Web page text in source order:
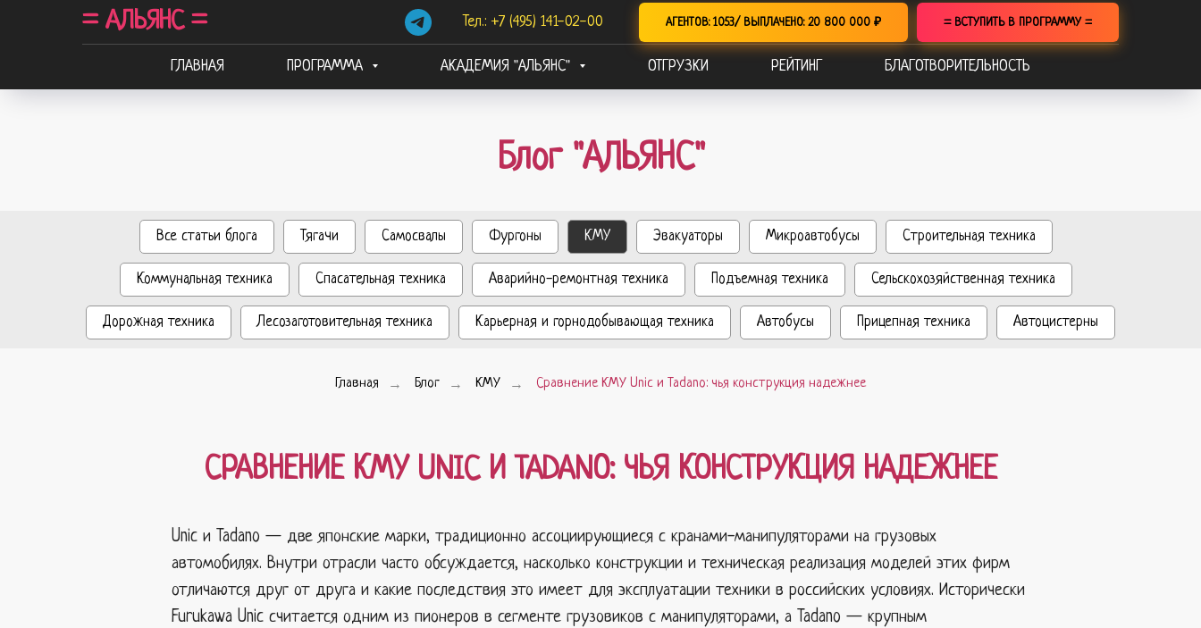
= АЛЬЯНС = Тел.: +7 (495) 141-02-00 АГЕНТОВ: 1053/ ВЫПЛАЧЕНО: 20 800 000 ₽ = ВСТУПИТЬ В ПРОГРАММУ =
ГЛАВНАЯ ПРОГРАММА АКАДЕМИЯ "АЛЬЯНС" ОТГРУЗКИ РЕЙТИНГ БЛАГОТВОРИТЕЛЬНОСТЬ
Блог "АЛЬЯНС"
Все статьи блога Тягачи Самосвалы Фургоны КМУ Эвакуаторы Микроавтобусы Строительная техника
Коммунальная техника Спасательная техника Аварийно-ремонтная техника Подъемная техника Сельскохозяйственная техника
Дорожная техника Лесозаготовительная техника Карьерная и горнодобывающая техника Автобусы Прицепная техника Автоцистерны
Главная → Блог → КМУ → Сравнение КМУ Unic и Tadano: чья конструкция надежнее
СРАВНЕНИЕ КМУ UNIC И TADANO: ЧЬЯ КОНСТРУКЦИЯ НАДЕЖНЕЕ
Unic и Tadano — две японские марки, традиционно ассоциирующиеся с кранами-манипуляторами на грузовых
автомобилях. Внутри отрасли часто обсуждается, насколько конструкции и техническая реализация моделей этих фирм
отличаются друг от друга и какие последствия это имеет для эксплуатации техники в российских условиях. Исторически
Furukawa Unic считается одним из пионеров в сегменте грузовиков с манипуляторами, а Tadano — крупным